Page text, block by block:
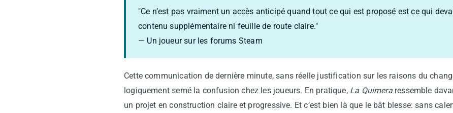
"Ce n’est pas vraiment un accès anticipé quand tout ce qui est proposé est ce qui
contenu supplémentaire ni feuille de route claire."
— Un joueur sur les forums Steam
Cette communication de dernière minute, sans réelle justification sur les raisons du
logiquement semé la confusion chez les joueurs. En pratique, La Quimeraressemble
un projet en construction claire et progressive. Et c’est bien là que le bât blesse: sans